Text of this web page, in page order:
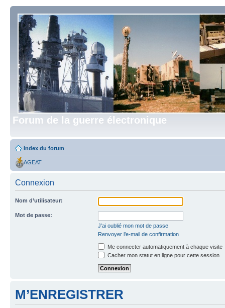
Forum de la guerre électronique
Index du forum
AGEAT
Connexion
Nom d’utilisateur:
Mot de passe:
J’ai oublié mon mot de passe
Renvoyer l’e-mail de confirmation
Me connecter automatiquement à chaque visite
Cacher mon statut en ligne pour cette session
M’ENREGISTRER